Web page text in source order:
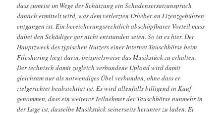
dass zumeist im Wege der Schätzung ein Schadensersatzanspruch
danach ermittelt wird, was dem verletzten Urheber an Lizenzgebühren
entgangen ist. Ein bereicherungsrechtlich abschöpfbarer Vorteil muss
dabei den Schädiger gar nicht entstanden seien. So ist es hier. Der
Hauptzweck des typischen Nutzers einer Internet-Tauschbörse beim
Filesharing liegt darin, beispielsweise das Musikstück zu erhalten.
Der technisch damit zugleich verbundene Upload wird damit
gleichsam nur als notwendiges Übel verbunden, ohne dass er
zielgerichtet beabsichtigt ist. Es wird allenfalls billigend in Kauf
genommen, dass ein weiterer Teilnehmer der Tauschbörse nunmehr in
der Lage ist, dasselbe Musikstück seinerseits herunter zu laden. Er